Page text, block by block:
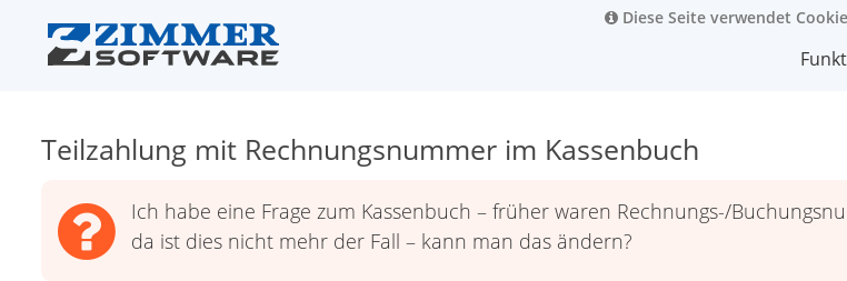
Diese Seite verwendet
Teilzahlung mit Rechnungsnummer im Kassenbuch
Ich habe eine Frage zum Kassenbuch – früher waren Rechnungs-/
da ist dies nicht mehr der Fall – kann man das ändern?